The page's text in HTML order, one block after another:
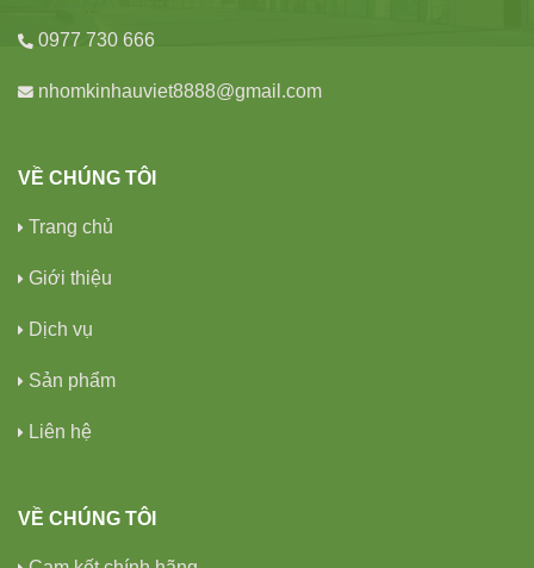
0977 730 666
nhomkinhauviet8888@gmail.com
VỀ CHÚNG TÔI
Trang chủ
Giới thiệu
Dịch vụ
Sản phẩm
Liên hệ
VỀ CHÚNG TÔI